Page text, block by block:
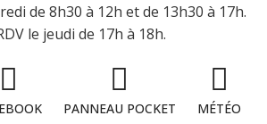
de 8h30 à 12h et de 13h30 à 17h.
le jeudi de 17h à 18h.
PANNEAU POCKET MÉTÉO